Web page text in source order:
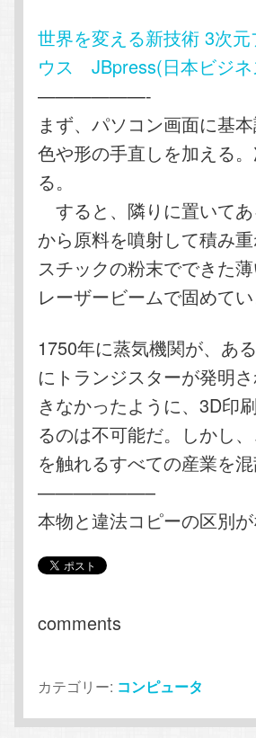
世界を変える新技術 3次
ウス JBpress(日本ビジネ
——————-
まず、パソコン画面に基
色や形の手直しを加える
る。
すると、隣りに置いて
から原料を噴射して積み
スチックの粉末でできた
レーザービームで固めて
1750年に蒸気機関が、あ
にトランジスターが発明
きなかったように、3D印
るのは不可能だ。しかし
を触れるすべての産業を
——————–
本物と違法コピーの区別
comments
カテゴリー: コンピュータ